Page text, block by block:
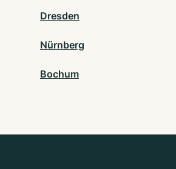
Dresden
Nürnberg
Bochum